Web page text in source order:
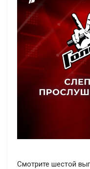
Смотрите шестой